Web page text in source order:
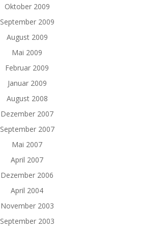
Oktober 2009
September 2009
August 2009
Mai 2009
Februar 2009
Januar 2009
August 2008
Dezember 2007
September 2007
Mai 2007
April 2007
Dezember 2006
April 2004
November 2003
September 2003